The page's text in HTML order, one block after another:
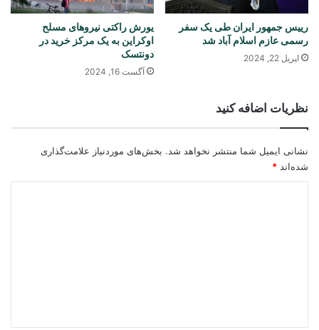
رییس جمهور ایران طی‌ یک سفر
رسمی عازم اسلام آباد شد
اپریل 22, 2024
یورش راکتی نیروهای مسلح
اوکراین به یک مرکز خرید در
دونتسک
آگست 16, 2024
نظریات اضافه کنید
نشانی ایمیل شما منتشر نخواهد شد. بخش‌های موردنیاز علامت‌گذاری
شده‌اند *